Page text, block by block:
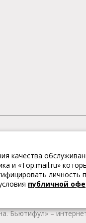
Бьютифул» –
получаете
одежду европейских
ассортимент
Бьютифул» –
качества
и «Top.mail.ru»
личность
публичной